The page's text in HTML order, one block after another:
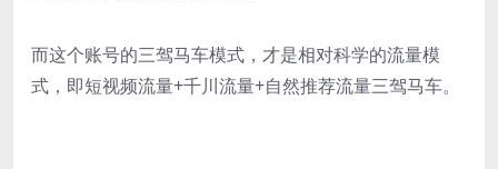
而这个账号的三驾马车模式，才是相对科学的流量模
式，即短视频流量+千川流量+自然推荐流量三驾马车。